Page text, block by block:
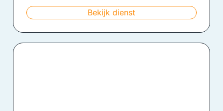
Bekijk dienst